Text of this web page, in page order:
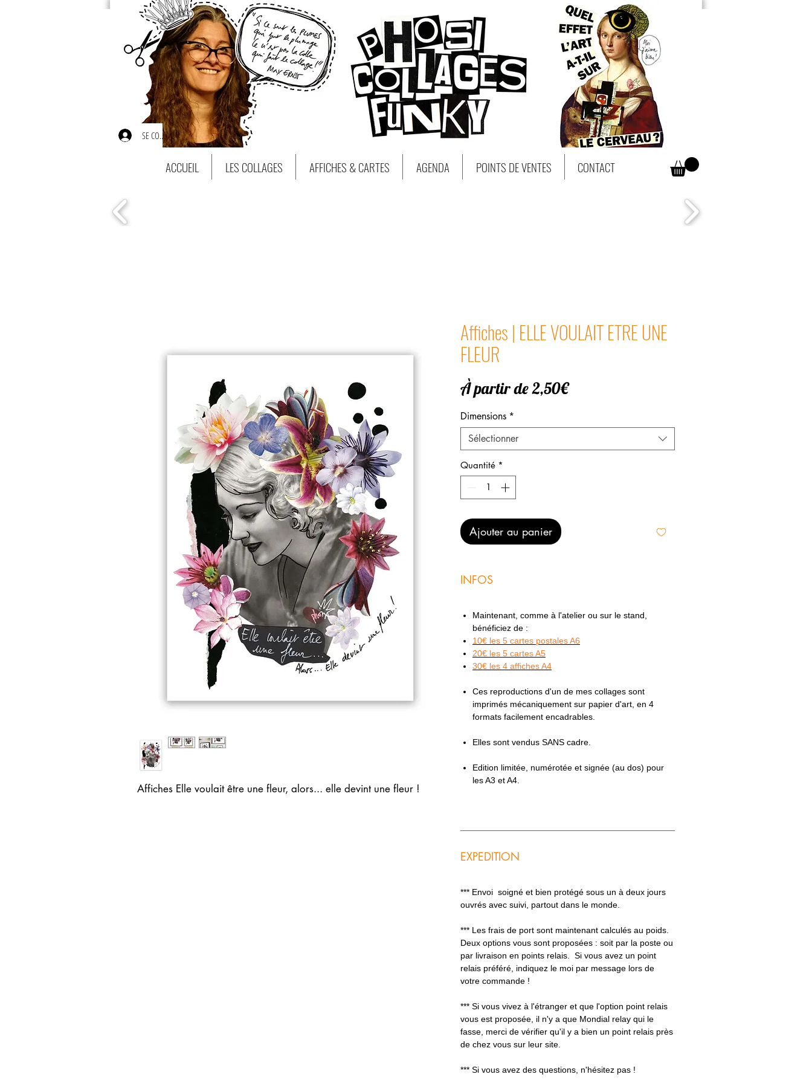
SE CONNECTER
ACCUEIL LES COLLAGES AFFICHES & CARTES AGENDA POINTS DE VENTES CONTACT
Affiches Elle voulait être une fleur, alors... elle devint une fleur !
Affiches | ELLE VOULAIT ETRE UNE
FLEUR
À partir de2,50€Prix
Dimensions *
Sélectionner
Quantité *
Ajouter au panier
INFOS
Maintenant, comme à l'atelier ou sur le stand,
bénéficiez de :
10€ les 5 cartes postales A6
20€ les 5 cartes A5
30€ les 4 affiches A4
Ces reproductions d'un de mes collages sont
imprimés mécaniquement sur papier d'art, en 4
formats facilement encadrables.
Elles sont vendus SANS cadre.
Edition limitée, numérotée et signée (au dos) pour
les A3 et A4.
EXPEDITION
*** Envoi soigné et bien protégé sous un à deux jours
ouvrés avec suivi, partout dans le monde.
*** Les frais de port sont maintenant calculés au poids.
Deux options vous sont proposées : soit par la poste ou
par livraison en points relais. Si vous avez un point
relais préféré, indiquez le moi par message lors de
votre commande !
*** Si vous vivez à l'étranger et que l'option point relais
vous est proposée, il n'y a que Mondial relay qui le
fasse, merci de vérifier qu'il y a bien un point relais près
de chez vous sur leur site.
*** Si vous avez des questions, n'hésitez pas !